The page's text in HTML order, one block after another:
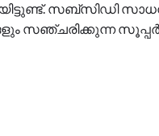
സബ്സിഡി